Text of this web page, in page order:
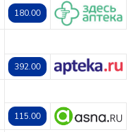
180.00
392.00
115.00